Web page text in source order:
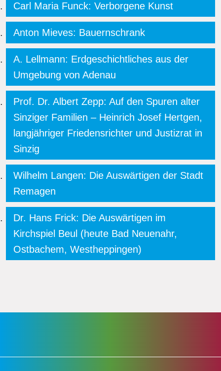
Carl Maria Funck: Verborgene Kunst
Anton Mieves: Bauernschrank
A. Lellmann: Erdgeschichtliches aus der
Umgebung von Adenau
Prof. Dr. Albert Zepp: Auf den Spuren alter
Sinziger Familien – Heinrich Josef Hertgen,
langjähriger Friedensrichter und Justizrat in
Sinzig
Wilhelm Langen: Die Auswärtigen der Stadt
Remagen
Dr. Hans Frick: Die Auswärtigen im
Kirchspiel Beul (heute Bad Neuenahr,
Ostbachem, Westheppingen)